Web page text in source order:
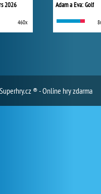
2026
460x
Adam a Eva: Golf
® - Online hry zdarma